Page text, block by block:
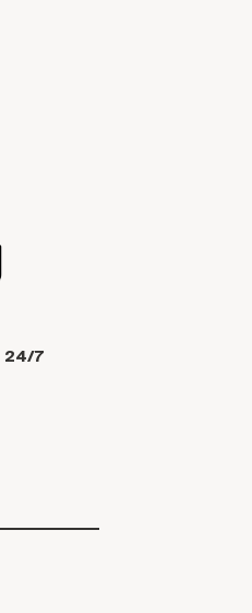
24/7